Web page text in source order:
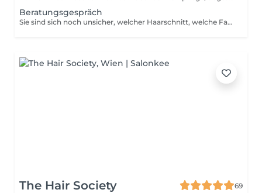
Beratungsgespräch
Sie sind sich noch unsicher, welcher Haarschnitt, welche Farbe oder welche Pflege am besten zu Ihnen passt? In unserem Beratungsgespräch nehmen wir uns bewusst Zeit für Sie. Wir besprechen Ihre Wünsche, analysieren Ihre Haarstruktur und Ihre Ausgangssituation genau und finden gemeinsam die passende Lösung für Sie. Ideal, wenn Sie sich vorab mehr Klarheit und eine professionelle Einschätzung wünschen.
The Hair Society
69